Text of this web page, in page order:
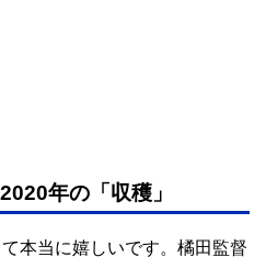
年の「収穫」
本当に嬉しいです。橘田監督